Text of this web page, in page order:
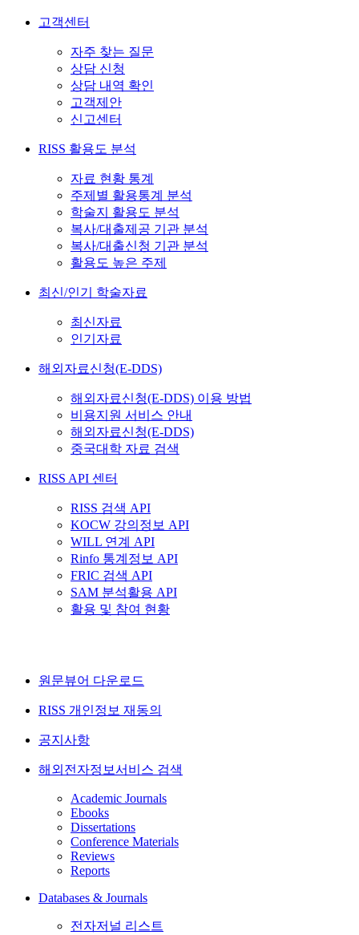
고객센터
자주 찾는 질문
상담 신청
상담 내역 확인
고객제안
신고센터
RISS 활용도 분석
자료 현황 통계
주제별 활용통계 분석
학술지 활용도 분석
복사/대출제공 기관 분석
복사/대출신청 기관 분석
활용도 높은 주제
최신/인기 학술자료
최신자료
인기자료
해외자료신청(E-DDS)
해외자료신청(E-DDS) 이용 방법
비용지원 서비스 안내
해외자료신청(E-DDS)
중국대학 자료 검색
RISS API 센터
RISS 검색 API
KOCW 강의정보 API
WILL 연계 API
Rinfo 통계정보 API
FRIC 검색 API
SAM 분석활용 API
활용 및 참여 현황
원문뷰어 다운로드
RISS 개인정보 재동의
공지사항
해외전자정보서비스 검색
Academic Journals
Ebooks
Dissertations
Conference Materials
Reviews
Reports
Databases & Journals
전자저널 리스트